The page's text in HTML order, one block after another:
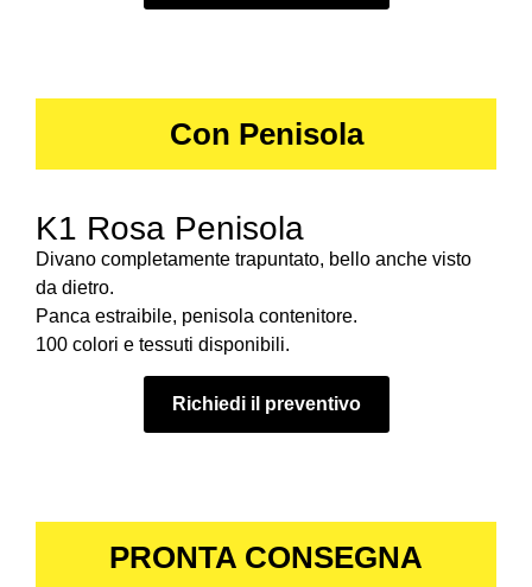
Con Penisola
K1 Rosa Penisola
Divano completamente trapuntato, bello anche visto
da dietro.
Panca estraibile, penisola contenitore.
100 colori e tessuti disponibili.
Richiedi il preventivo
PRONTA CONSEGNA